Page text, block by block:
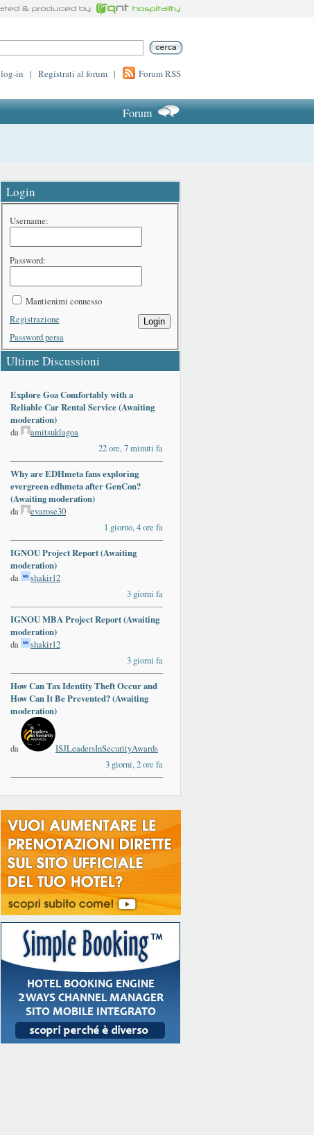
log-in | Registrati al forum | Forum RSS
Forum
Login
Username:
Password:
Mantienimi connesso
Login
Registrazione
Password persa
Ultime Discussioni
Explore Goa Comfortably with a
Reliable Car Rental Service (Awaiting
moderation)
da
amitsuklagoa
22 ore, 7 minuti fa
Why are EDHmeta fans exploring
evergreen edhmeta after GenCon?
(Awaiting moderation)
da
evarose30
1 giorno, 4 ore fa
IGNOU Project Report (Awaiting
moderation)
da
shakir12
3 giorni fa
IGNOU MBA Project Report (Awaiting
moderation)
da
shakir12
3 giorni fa
How Can Tax Identity Theft Occur and
How Can It Be Prevented? (Awaiting
moderation)
da
ISJLeadersInSecurityAwards
3 giorni, 2 ore fa